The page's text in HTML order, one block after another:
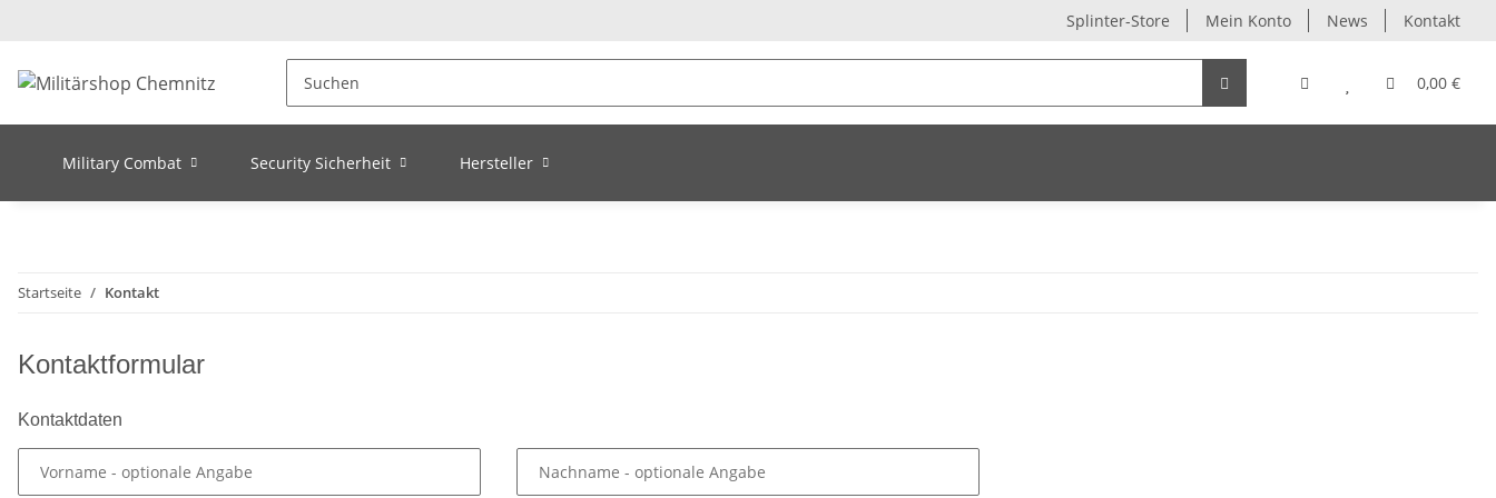
Splinter-Store Mein Konto News Kontakt
0,00 €
Military Combat Security Sicherheit Hersteller
Startseite Kontakt
Kontaktformular
Kontaktdaten
Vorname - optionale Angabe Nachname - optionale Angabe